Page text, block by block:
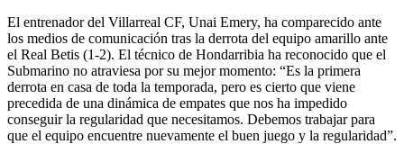
El entrenador del Villarreal CF, Unai Emery, ha comparecido ante
los medios de comunicación tras la derrota del equipo amarillo ante
el Real Betis (1-2). El técnico de Hondarribia ha reconocido que el
Submarino no atraviesa por su mejor momento: “Es la primera
derrota en casa de toda la temporada, pero es cierto que viene
precedida de una dinámica de empates que nos ha impedido
conseguir la regularidad que necesitamos. Debemos trabajar para
que el equipo encuentre nuevamente el buen juego y la regularidad”.